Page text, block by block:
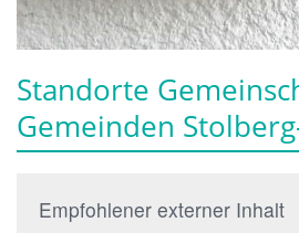
Standorte
Gemeinden
Empfohlener externer Inhalt